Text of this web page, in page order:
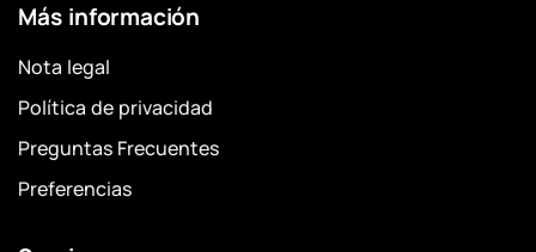
Más información
Nota legal
Política de privacidad
Preguntas Frecuentes
Preferencias